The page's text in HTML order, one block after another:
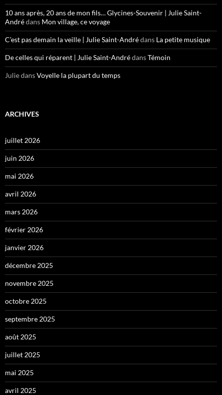
10 ans après, 20 ans de mon fils… Glycines-Souvenir | Julie Saint-
Andrédans Mon village, ce voyage
C’est pas demain la veille | Julie Saint-Andrédans La petite musique
De celles qui réparent | Julie Saint-AndrédansTémoin
JuliedansVoyelle la plupart du temps
ARCHIVES
juillet 2026
juin 2026
mai 2026
avril 2026
mars 2026
février 2026
janvier 2026
décembre 2025
novembre 2025
octobre 2025
septembre 2025
août 2025
juillet 2025
mai 2025
avril 2025